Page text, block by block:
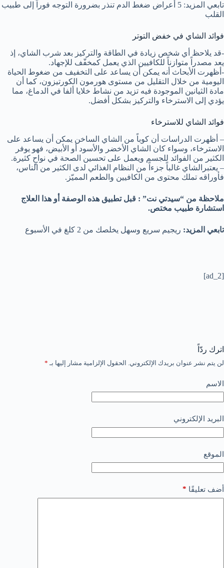
تابعي المزيد: 5 أعراض ضغط الدم تنذر بضرورة التوجه فوراً إلى طبيب
القلب
فوائد الشاي في خفض التوتر
-قد يلاحظ أي شخص زيادة في الطاقة والتركيز بعد شرب الشاي، إذ
يعد مصدراً متوازناً للكافيين الذي يعمل كمخفّف للإجهاد.
-أظهرت الأبحاث أنه يمكن أن يساعد على التخفيف من ضغوط الحياة
اليومية من خلال التقليل من مستوى هورمون الكورتيزون، كما أن
مادة الثيانين الموجودة فيه تزيد من نشاط خلايا ألفا في الدماغ، مما
يؤدي إلى الاسترخاء والتركيز بشكل أفضل.
فوائد الشاي للاسترخاء
– أظهرت الدراسات أن كوباً من الشاي الساخن يمكن أن يساعد على
الاسترخاء، وسواء كان الشاي الأخضر والأسود أو الأبيض، فهو يوفر
الكثير من الفوائد للجسم ويعمل على تحسين الصحة في نواحٍ كثيرة.
– يعتبرالشاي غالباً جزءاً من النظام الغذائي لدى الكثير من الناس،
فأوراقه تملك محتوى من الكافيين والطعم المميّز.
ملاحظة من “سيدتي نت” : قبل تطبيق هذه الوصفة أو هذا العلاج
استشارة طبيب مختص.
تابعي المزيد: ريجيم سريع وسهل يخلصك من 2 كلغ في الأسبوع
[ad_2]
اترك ردّاً
لن يتم نشر عنوان بريدك الإلكتروني. الحقول الإلزامية مشار إليها بـ *
الاسم
البريد الإلكتروني
الموقع
أضف تعليقًا *